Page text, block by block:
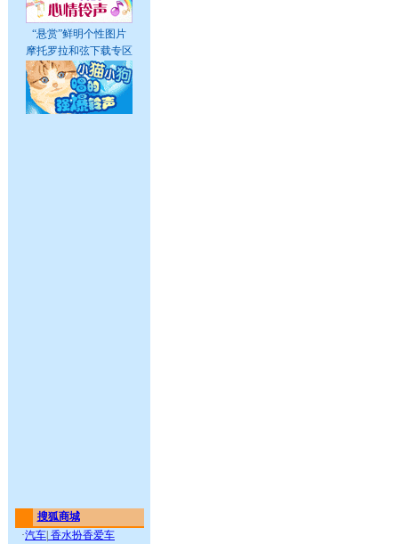
“悬赏”鲜明个性图片
摩托罗拉和弦下载专区
搜狐商城
·汽车 香水扮香爱车